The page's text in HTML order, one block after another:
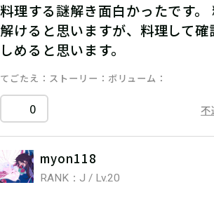
料理する謎解き面白かったです。
解けると思いますが、料理して
しめると思います。
てごたえ ストーリー ボリューム
0
myon118
RANK：J / Lv.20